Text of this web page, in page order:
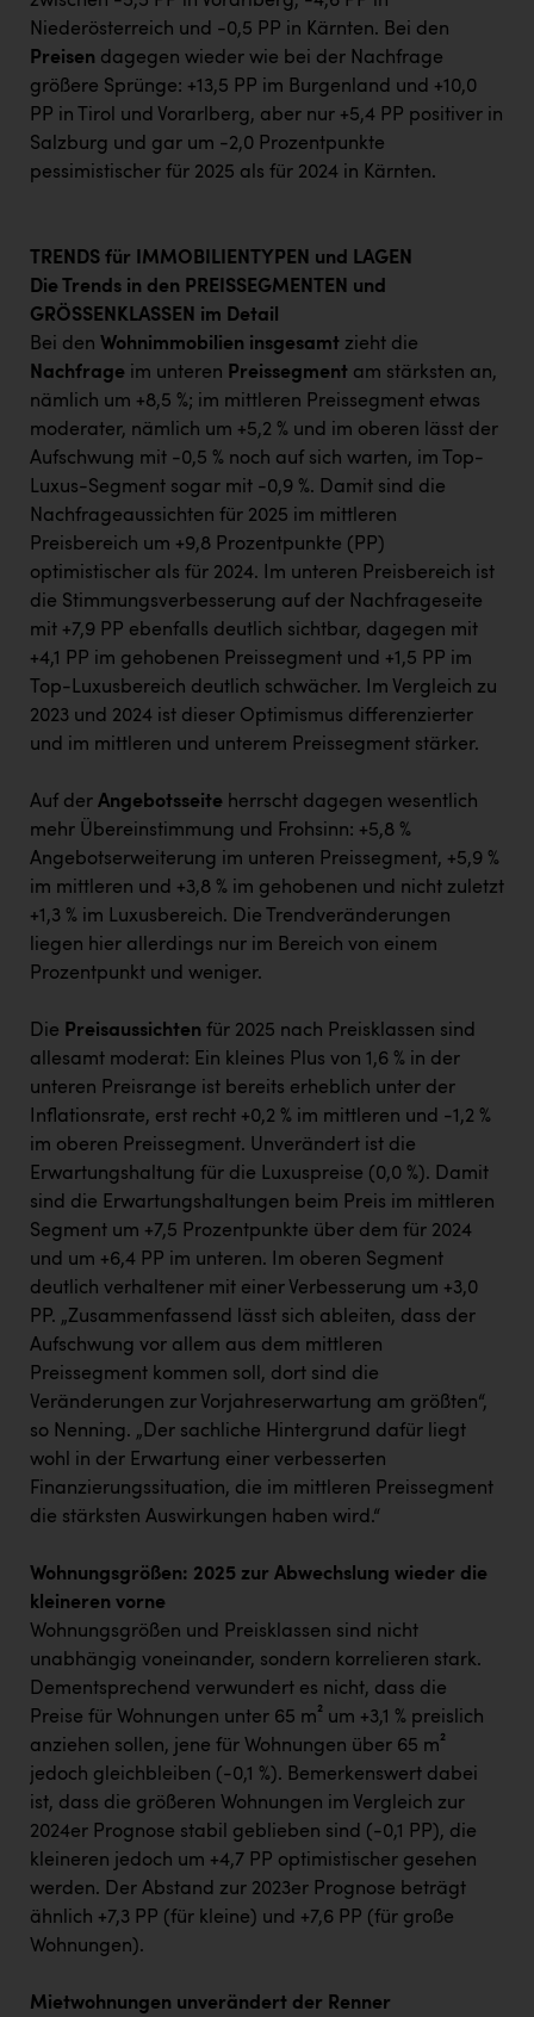
Niederösterreich und -0,5 PP in Kärnten. Bei den
Preisen dagegen wieder wie bei der Nachfrage
größere Sprünge: +13,5 PP im Burgenland und +10,0
PP in Tirol und Vorarlberg, aber nur +5,4 PP positiver in
Salzburg und gar um -2,0 Prozentpunkte
pessimistischer für 2025 als für 2024 in Kärnten.
TRENDS für IMMOBILIENTYPEN und LAGEN
Die Trends in den PREISSEGMENTEN und
GRÖSSENKLASSEN im Detail
Bei den Wohnimmobilien insgesamt zieht die
Nachfrage im unteren Preissegment am stärksten an,
nämlich um +8,5 %; im mittleren Preissegment etwas
moderater, nämlich um +5,2 % und im oberen lässt der
Aufschwung mit -0,5 % noch auf sich warten, im Top-
Luxus-Segment sogar mit -0,9 %. Damit sind die
Nachfrageaussichten für 2025 im mittleren
Preisbereich um +9,8 Prozentpunkte (PP)
optimistischer als für 2024. Im unteren Preisbereich ist
die Stimmungsverbesserung auf der Nachfrageseite
mit +7,9 PP ebenfalls deutlich sichtbar, dagegen mit
+4,1 PP im gehobenen Preissegment und +1,5 PP im
Top-Luxusbereich deutlich schwächer. Im Vergleich zu
2023 und 2024 ist dieser Optimismus differenzierter
und im mittleren und unterem Preissegment stärker.
Auf der Angebotsseite herrscht dagegen wesentlich
mehr Übereinstimmung und Frohsinn: +5,8 %
Angebotserweiterung im unteren Preissegment, +5,9 %
im mittleren und +3,8 % im gehobenen und nicht zuletzt
+1,3 % im Luxusbereich. Die Trendveränderungen
liegen hier allerdings nur im Bereich von einem
Prozentpunkt und weniger.
Die Preisaussichten für 2025 nach Preisklassen sind
allesamt moderat: Ein kleines Plus von 1,6 % in der
unteren Preisrange ist bereits erheblich unter der
Inflationsrate, erst recht +0,2 % im mittleren und -1,2 %
im oberen Preissegment. Unverändert ist die
Erwartungshaltung für die Luxuspreise (0,0 %). Damit
sind die Erwartungshaltungen beim Preis im mittleren
Segment um +7,5 Prozentpunkte über dem für 2024
und um +6,4 PP im unteren. Im oberen Segment
deutlich verhaltener mit einer Verbesserung um +3,0
PP. „Zusammenfassend lässt sich ableiten, dass der
Aufschwung vor allem aus dem mittleren
Preissegment kommen soll, dort sind die
Veränderungen zur Vorjahreserwartung am größten“,
so Nenning. „Der sachliche Hintergrund dafür liegt
wohl in der Erwartung einer verbesserten
Finanzierungssituation, die im mittleren Preissegment
die stärksten Auswirkungen haben wird.“
Wohnungsgrößen: 2025 zur Abwechslung wieder die
kleineren vorne
Wohnungsgrößen und Preisklassen sind nicht
unabhängig voneinander, sondern korrelieren stark.
Dementsprechend verwundert es nicht, dass die
Preise für Wohnungen unter 65 m² um +3,1 % preislich
anziehen sollen, jene für Wohnungen über 65 m²
jedoch gleichbleiben (-0,1 %). Bemerkenswert dabei
ist, dass die größeren Wohnungen im Vergleich zur
2024er Prognose stabil geblieben sind (-0,1 PP), die
kleineren jedoch um +4,7 PP optimistischer gesehen
werden. Der Abstand zur 2023er Prognose beträgt
ähnlich +7,3 PP (für kleine) und +7,6 PP (für große
Wohnungen).
Mietwohnungen unverändert der Renner